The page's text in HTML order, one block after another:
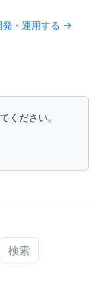
発・運用する →
ください。
検索